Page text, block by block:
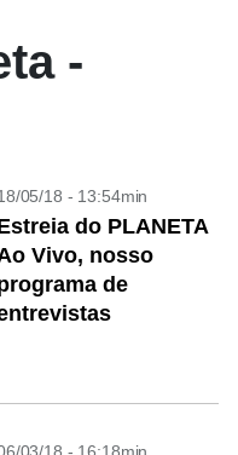
-
05/18 - 13:54min
do PLANETA
Vivo, nosso
de